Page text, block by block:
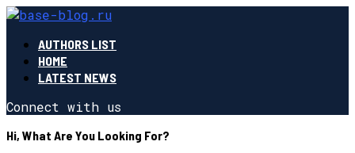
AUTHORS LIST
HOME
LATEST NEWS
Connect with us
Hi, What Are You Looking For?